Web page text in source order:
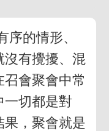
的情形、
沒有攪擾、混
會聚會中常
一切都是對
，聚會就是